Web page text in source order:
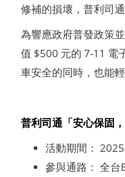
修補的損壞，普利司
為響應政府普發政策
值 $500 元的 7-11 電
車安全的同時，也能
普利司通「安心保固
活動期間：
參與通路： 全